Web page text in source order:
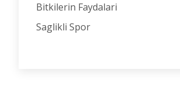
Bitkilerin Faydalari
Saglikli Spor